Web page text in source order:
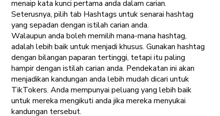
menaip kata kunci pertama anda dalam carian.
Seterusnya, pilih tab Hashtags untuk senarai hashtag
yang sepadan dengan istilah carian anda.
Walaupun anda boleh memilih mana-mana hashtag,
adalah lebih baik untuk menjadi khusus. Gunakan hashtag
dengan bilangan paparan tertinggi, tetapi itu paling
hampir dengan istilah carian anda. Pendekatan ini akan
menjadikan kandungan anda lebih mudah dicari untuk
TikTokers. Anda mempunyai peluang yang lebih baik
untuk mereka mengikuti anda jika mereka menyukai
kandungan tersebut.